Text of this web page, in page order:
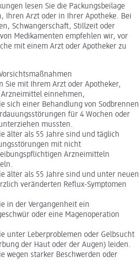
lesen Sie die Packungsbeilage
Ihren Arzt oder in Ihrer Apotheke. Bei
Schwangerschaft, Stillzeit oder
Medikamenten empfehlen wir, vor
mit einem Arzt oder Apotheker zu
Sie mit Ihrem Arzt oder Apotheker,
Arzneimittel einnehmen,
sich einer Behandlung von Sodbrennen
für 4 Wochen oder
mussten.
älter als 55 Jahre sind und täglich
mit nicht
Arzneimitteln
älter als 55 Jahre sind und unter neuen
veränderten Reflux-Symptomen
in der Vergangenheit ein
oder eine Magenoperation
unter Leberproblemen oder Gelbsucht
der Haut oder der Augen) leiden.
wegen starker Beschwerden oder